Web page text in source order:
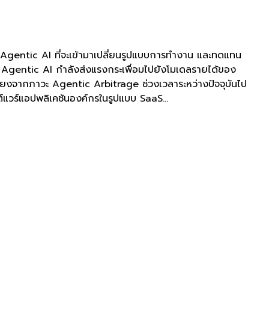
AI ที่จะเข้ามาเปลี่ยนรูปแบบการทำงาน และทดแทน
AI กำลังส่งแรงกระเพื่อมไปยังโมเดลรายได้ของ
จากภาวะ Agentic Arbitrage ช่วงเวลาระหว่างปัจจุบันไป
ร์แอปพลิเคชันองค์กรในรูปแบบ SaaS...